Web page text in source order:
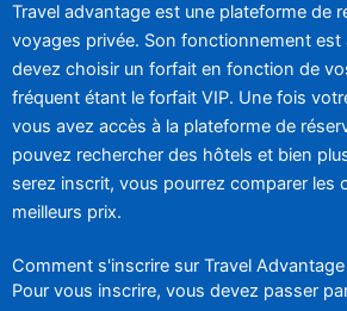
Travel advantage est une plateforme de
voyages privée. Son fonctionnement est
devez choisir un forfait en fonction de
fréquent étant le forfait VIP. Une fois
vous avez accès à la plateforme de
pouvez rechercher des hôtels et bien
serez inscrit, vous pourrez comparer les
meilleurs prix.
Comment s'inscrire sur Travel Advantage
Pour vous inscrire, vous devez passer